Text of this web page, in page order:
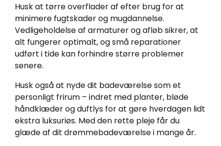
Husk at tørre overflader af efter brug for at
minimere fugtskader og mugdannelse.
Vedligeholdelse af armaturer og afløb sikrer, at
alt fungerer optimalt, og små reparationer
udført i tide kan forhindre større problemer
senere.
Husk også at nyde dit badeværelse som et
personligt frirum – indret med planter, bløde
håndklæder og duftlys for at gøre hverdagen lidt
ekstra luksuriøs. Med den rette pleje får du
glæde af dit drømmebadeværelse i mange år.